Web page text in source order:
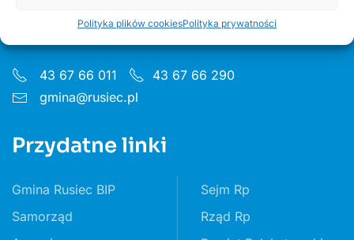
Polityka plików cookiesPolityka prywatności
43 67 66 011
43 67 66 290
gmina@rusiec.pl
Przydatne linki
Gmina Rusiec BIP
Samorząd
Sejm Rp
Rząd Rp